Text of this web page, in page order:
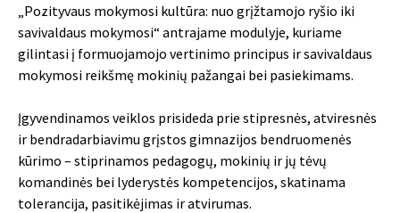
„Pozityvaus mokymosi kultūra: nuo grįžtamojo ryšio iki
savivaldaus mokymosi“ antrajame modulyje, kuriame
gilintasi į formuojamojo vertinimo principus ir savivaldaus
mokymosi reikšmę mokinių pažangai bei pasiekimams.
Įgyvendinamos veiklos prisideda prie stipresnės, atviresnės
ir bendradarbiavimu grįstos gimnazijos bendruomenės
kūrimo – stiprinamos pedagogų, mokinių ir jų tėvų
komandinės bei lyderystės kompetencijos, skatinama
tolerancija, pasitikėjimas ir atvirumas.